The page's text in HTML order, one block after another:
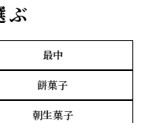
ぶ
最中
餅菓子
朝生菓子